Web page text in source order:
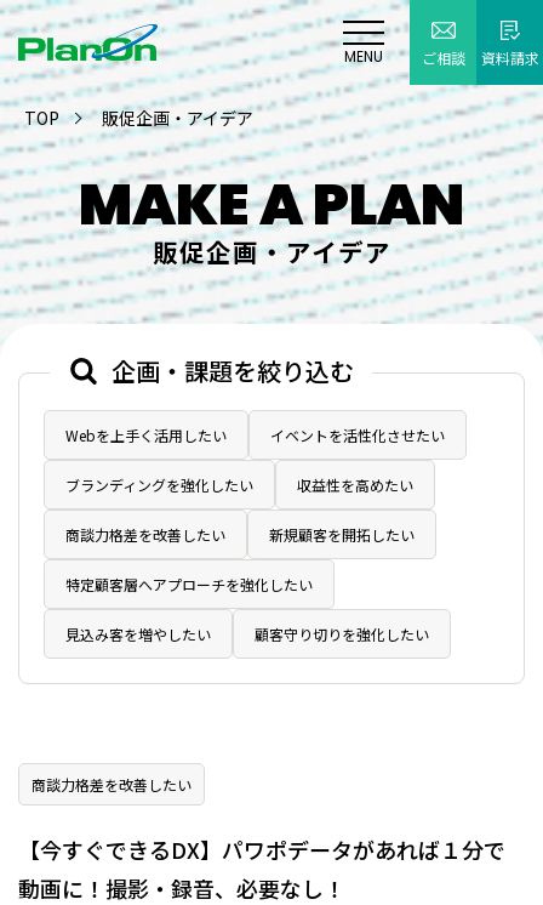
MENU ご相談 資料請求
TOP 販促企画・アイデア
MAKE A PLAN
販促企画・アイデア
企画・課題を絞り込む
Webを上手く活用したい イベントを活性化させたい
ブランディングを強化したい 収益性を高めたい
商談力格差を改善したい 新規顧客を開拓したい
特定顧客層へアプローチを強化したい
見込み客を増やしたい 顧客守り切りを強化したい
商談力格差を改善したい
【今すぐできるDX】パワポデータがあれば１分で
動画に！撮影・録音、必要なし！